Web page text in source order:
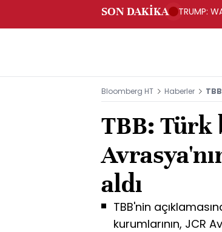
SON DAKİKA TRUMP:
Bloomberg HT Haberler
TBB: Türk
aldı
TBB'nin
kurumlarının, JCR